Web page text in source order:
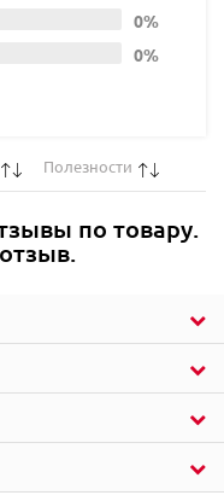
0%
0%
Полезности
по товару.